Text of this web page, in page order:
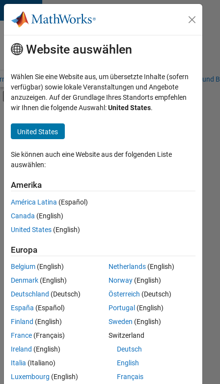
Weiter zum Inhalt
Karriere
bei
MathWorks
– Übersicht Stellensuche Niederlassungen Studierende und
Umschaltung für Off-Canvas-
Hauptinhalt
Commercial Sales
Marketing Communications
Business Model Team
+2
Derzeit
es
keine
offenen
Stellen,
Ihren
Suchkriterien
entsprechen.
können
die
Suchkriterien
weiter
fassen
oder
alle
Stellenangebote
anzeigen .
Website auswählen
Wählen Sie eine Website aus, um übersetzte Inhalte (sofern
verfügbar) sowie lokale Veranstaltungen und Angebote
anzuzeigen. Auf der Grundlage Ihres Standorts empfehlen
wir Ihnen die folgende Auswahl:United States.
United States
Sie können auch eine Website aus der folgenden Liste
auswählen:
Amerika
América Latina (Español)
Canada (English)
United States (English)
Europa
Belgium (English)
Denmark (English)
Deutschland (Deutsch)
España (Español)
Finland (English)
France (Français)
Ireland (English)
Italia (Italiano)
Luxembourg (English)
Netherlands(English)
Norway(English)
Österreich (Deutsch)
Portugal (English)
Sweden (English)
Switzerland
Deutsch
English
Français